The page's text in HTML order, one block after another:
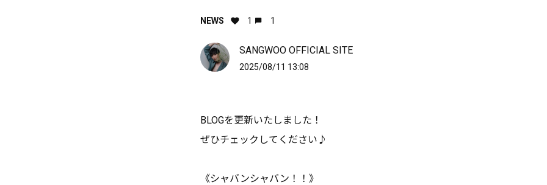
NEWS 1 1
SANGWOO OFFICIAL SITE
2025/08/11 13:08
BLOGを更新いたしました！
ぜひチェックしてください♪
《シャバンシャバン！！》